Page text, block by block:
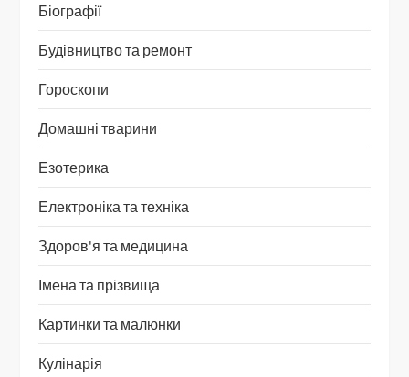
Біографії
Будівництво та ремонт
Гороскопи
Домашні тварини
Езотерика
Електроніка та техніка
Здоров'я та медицина
Імена та прізвища
Картинки та малюнки
Кулінарія